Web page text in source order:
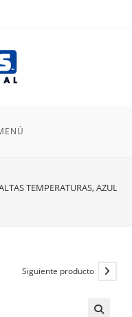
TEMPERATURAS, AZUL,
Siguiente producto